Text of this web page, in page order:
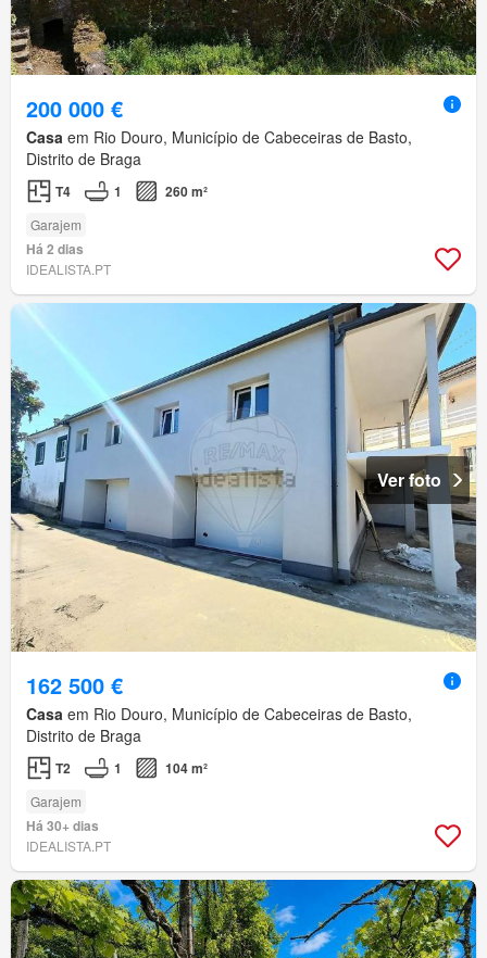
200 000 €
Casa em Rio Douro, Município de Cabeceiras de Basto,
Distrito de Braga
T4 1 260 m²
Garajem
Há 2 dias
IDEALISTA.PT
Ver foto
162 500 €
Casa em Rio Douro, Município de Cabeceiras de Basto,
Distrito de Braga
T2 1 104 m²
Garajem
Há 30+ dias
IDEALISTA.PT